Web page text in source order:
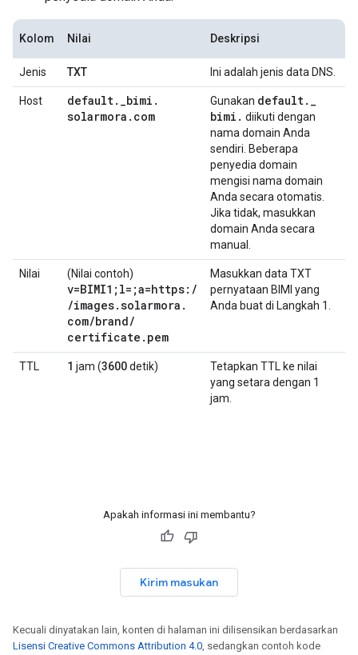
Kolom Nilai Deskripsi
Jenis TXT Ini adalah jenis data DNS.
Host default. _bimi .
solarmora . com
Gunakan default. _
bimi . diikuti dengan
nama domain Anda
sendiri. Beberapa
penyedia domain
mengisi nama domain
Anda secara otomatis.
Jika tidak, masukkan
domain Anda secara
manual.
Nilai (Nilai contoh)
v=BIMI1;l=;a=https: /
/images.solarmora .
com/brand/
certificate . pem
Masukkan data TXT
pernyataan BIMI yang
Anda buat di Langkah 1.
TTL 1 jam (3600detik)
Tetapkan TTL ke nilai
yang setara dengan 1
jam.
Apakah informasi ini membantu?
Kirim masukan
Kecuali dinyatakan lain, konten di halaman ini dilisensikan berdasarkan
Lisensi Creative Commons Attribution 4.0, sedangkan contoh kode